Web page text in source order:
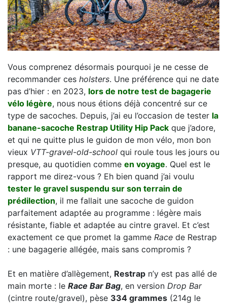
Vous comprenez désormais pourquoi je ne cesse de
recommander ces holsters. Une préférence qui ne date
pas d’hier : en 2023, lors de notre test de bagagerie
vélo légère, nous nous étions déjà concentré sur ce
type de sacoches. Depuis, j’ai eu l’occasion de tester la
banane-sacoche Restrap Utility Hip Pack que j’adore,
et qui ne quitte plus le guidon de mon vélo, mon bon
vieux VTT-gravel-old-school qui roule tous les jours ou
presque, au quotidien comme en voyage. Quel est le
rapport me direz-vous ? Eh bien quand j’ai voulu
tester le gravel suspendu sur son terrain de
prédilection, il me fallait une sacoche de guidon
parfaitement adaptée au programme : légère mais
résistante, fiable et adaptée au cintre gravel. Et c’est
exactement ce que promet la gamme Race de Restrap
: une bagagerie allégée, mais sans compromis ?
Et en matière d’allègement, Restrap n’y est pas allé de
main morte : le Race Bar Bag, en version Drop Bar
(cintre route/gravel), pèse 334 grammes (214g le